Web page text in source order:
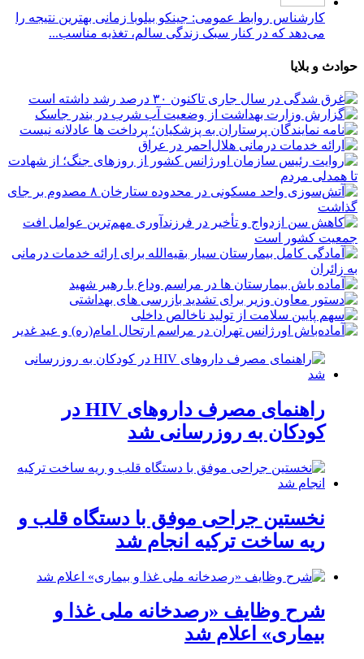
کارشناس روابط عمومی: جینکو بیلوبا زمانی بهترین نتیجه را
می‌دهد که در کنار سبک زندگی سالم، تغذیه مناسب...
حوادث و بلایا
راهنمای مصرف داروهای HIV در
کودکان به روزرسانی شد
نخستین جراحی موفق با دستگاه قلب و
ریه ساخت ترکیه انجام شد
شرح وظایف «رصدخانه ملی غذا و
بیماری» اعلام شد